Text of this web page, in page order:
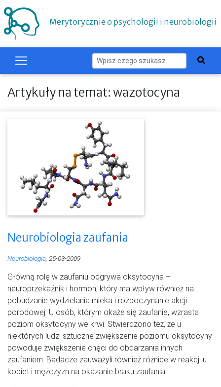
Merytorycznie o psychologii i neurobiologii
Artykuły na temat: wazotocyna
Neurobiologia zaufania
Neurobiologia , 25-03-2009
Główną rolę w zaufaniu odgrywa oksytocyna –
neuroprzekaźnik i hormon, który ma wpływ również na
pobudzanie wydzielania mleka i rozpoczynanie akcji
porodowej. U osób, którym okaże się zaufanie, wzrasta
poziom oksytocyny we krwi. Stwierdzono też, że u
niektórych ludzi sztuczne zwiększenie poziomu oksytocyny
powoduje zwiększenie chęci do obdarzania innych
zaufaniem. Badacze zauważyli również różnice w reakcji u
kobiet i mężczyzn na okazanie braku zaufania.